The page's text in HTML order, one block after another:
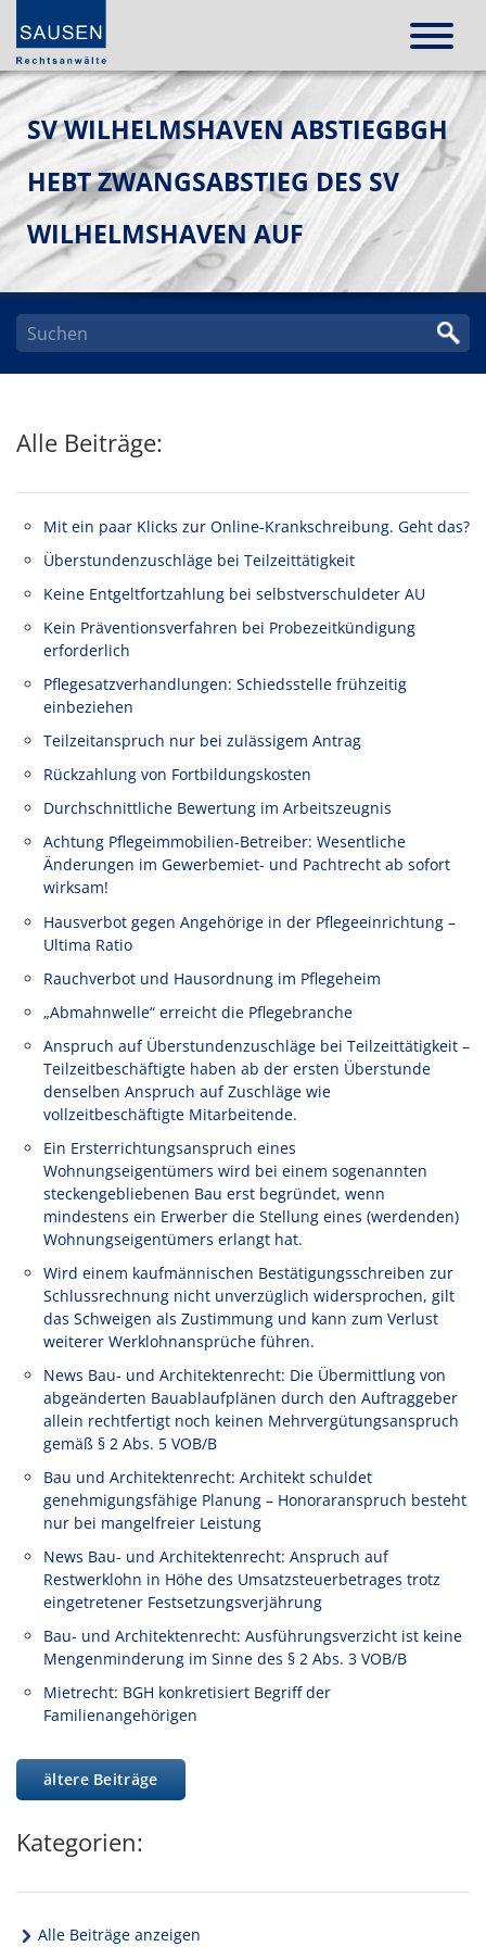
SV WILHELMSHAVEN ABSTIEGBGH
HEBT ZWANGSABSTIEG DES SV
WILHELMSHAVEN AUF
Alle Beiträge:
Mit ein paar Klicks zur Online-Krankschreibung. Geht das?
Überstundenzuschläge bei Teilzeittätigkeit
Keine Entgeltfortzahlung bei selbstverschuldeter AU
Kein Präventionsverfahren bei Probezeitkündigung
erforderlich
Pflegesatzverhandlungen: Schiedsstelle frühzeitig
einbeziehen
Teilzeitanspruch nur bei zulässigem Antrag
Rückzahlung von Fortbildungskosten
Durchschnittliche Bewertung im Arbeitszeugnis
Achtung Pflegeimmobilien-Betreiber: Wesentliche
Änderungen im Gewerbemiet- und Pachtrecht ab sofort
wirksam!
Hausverbot gegen Angehörige in der Pflegeeinrichtung –
Ultima Ratio
Rauchverbot und Hausordnung im Pflegeheim
„Abmahnwelle“ erreicht die Pflegebranche
Anspruch auf Überstundenzuschläge bei Teilzeittätigkeit –
Teilzeitbeschäftigte haben ab der ersten Überstunde
denselben Anspruch auf Zuschläge wie
vollzeitbeschäftigte Mitarbeitende.
Ein Ersterrichtungsanspruch eines
Wohnungseigentümers wird bei einem sogenannten
steckengebliebenen Bau erst begründet, wenn
mindestens ein Erwerber die Stellung eines (werdenden)
Wohnungseigentümers erlangt hat.
Wird einem kaufmännischen Bestätigungsschreiben zur
Schlussrechnung nicht unverzüglich widersprochen, gilt
das Schweigen als Zustimmung und kann zum Verlust
weiterer Werklohnansprüche führen.
News Bau- und Architektenrecht: Die Übermittlung von
abgeänderten Bauablaufplänen durch den Auftraggeber
allein rechtfertigt noch keinen Mehrvergütungsanspruch
gemäß § 2 Abs. 5 VOB/B
Bau und Architektenrecht: Architekt schuldet
genehmigungsfähige Planung – Honoraranspruch besteht
nur bei mangelfreier Leistung
News Bau- und Architektenrecht: Anspruch auf
Restwerklohn in Höhe des Umsatzsteuerbetrages trotz
eingetretener Festsetzungsverjährung
Bau- und Architektenrecht: Ausführungsverzicht ist keine
Mengenminderung im Sinne des § 2 Abs. 3 VOB/B
Mietrecht: BGH konkretisiert Begriff der
Familienangehörigen
ältere Beiträge
Kategorien:
Alle Beiträge anzeigen